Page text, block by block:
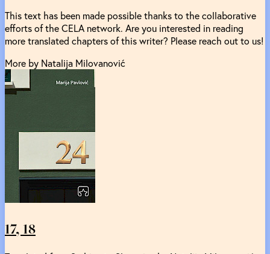
This text has been made possible thanks to the collaborative
efforts of the CELA network. Are you interested in reading
more translated chapters of this writer? Please reach out to us!
More by Natalija Milovanović
17, 18